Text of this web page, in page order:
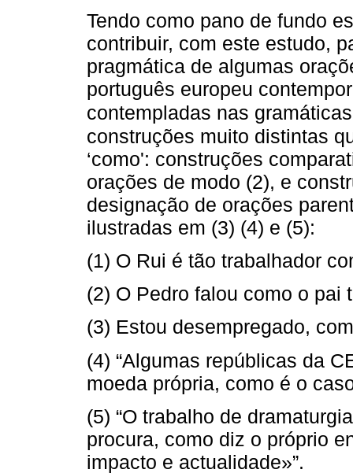
Tendo como pano de fundo
contribuir, com este estudo,
pragmática de algumas
português europeu
contempladas nas
construções muito distintas
‘como': construções
orações de modo (2), e
designação de orações
ilustradas em (3) (4) e (5):
(1) O Rui é tão trabalhador
(2) O Pedro falou como o pai
(3) Estou desempregado,
(4) “Algumas repúblicas da
moeda própria, como é o
(5) “O trabalho de
procura, como diz o próprio
impacto e actualidade»”.